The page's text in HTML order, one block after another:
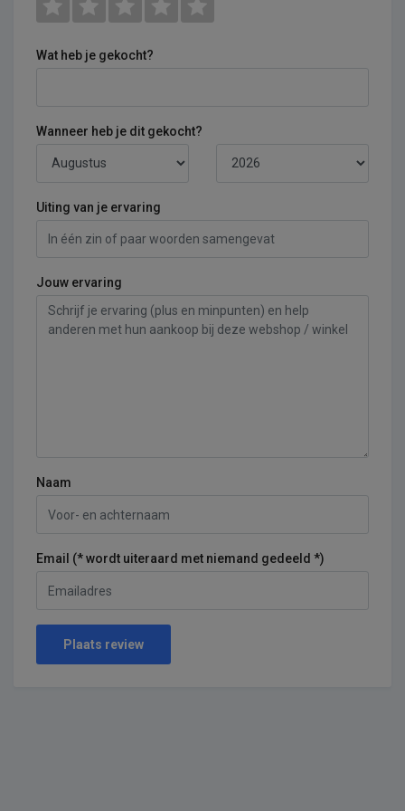
Wat heb je gekocht?
Wanneer heb je dit gekocht?
Uiting van je ervaring
Jouw ervaring
Naam
Email (* wordt uiteraard met niemand gedeeld *)
Plaats review